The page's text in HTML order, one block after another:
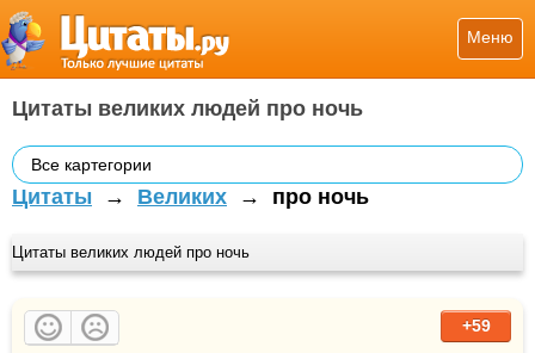
Меню
Цитаты великих людей про ночь
Все картегории
Цитаты → Великих → про ночь
Цитаты великих людей про ночь
+59